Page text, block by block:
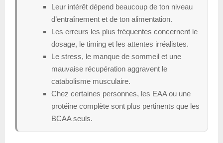
Leur intérêt dépend beaucoup de ton niveau
d’entraînement et de ton alimentation.
Les erreurs les plus fréquentes concernent le
dosage, le timing et les attentes irréalistes.
Le stress, le manque de sommeil et une
mauvaise récupération aggravent le
catabolisme musculaire.
Chez certaines personnes, les EAA ou une
protéine complète sont plus pertinents que les
BCAA seuls.